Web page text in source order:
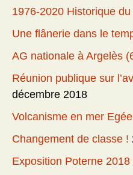
1976-2020 Historique
Une flânerie dans le
AG nationale à Argelès
Réunion publique sur
décembre 2018
Volcanisme en mer Egée
Changement de classe !
Exposition Poterne 2018